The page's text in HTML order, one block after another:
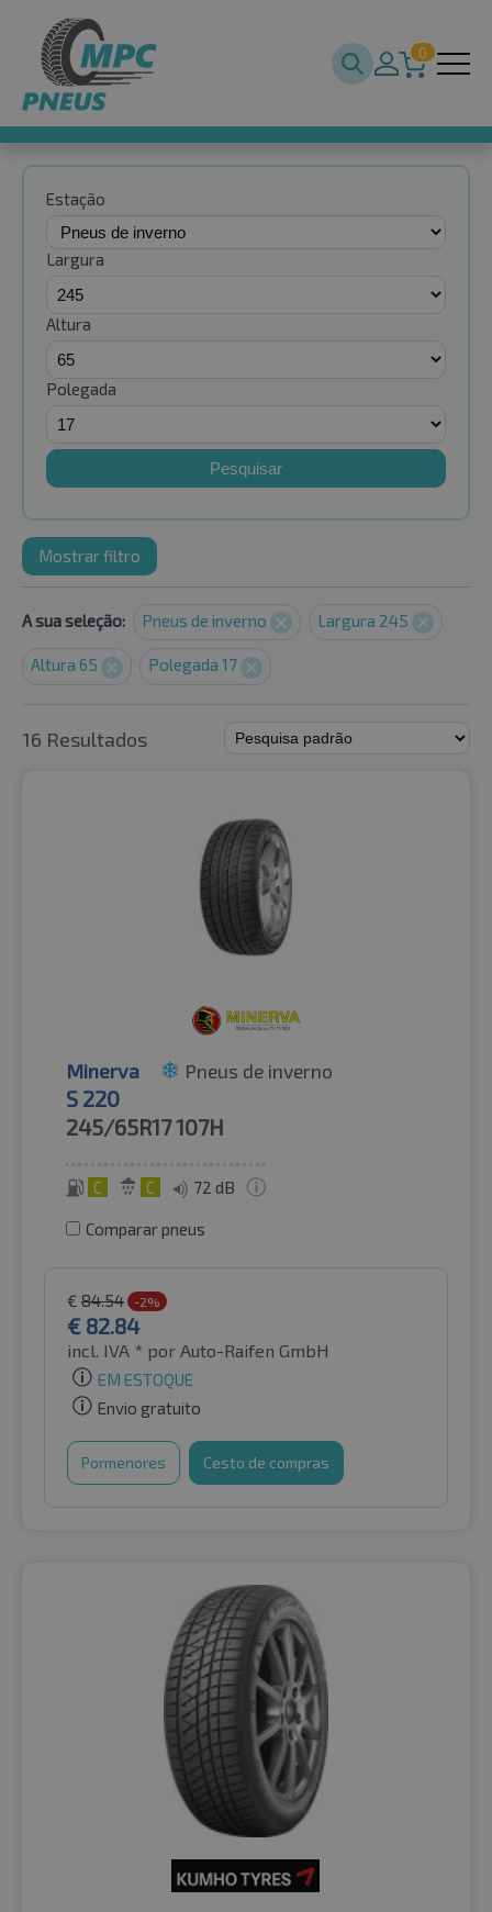
0
Estação
Largura
Altura
Polegada
Pesquisar
Mostrar filtro
A sua seleção: Pneus de inverno Largura 245
Altura 65 Polegada 17
16 Resultados
Minerva Pneus de inverno
S 220
245/65R17107H
C C 72 dB
Comparar pneus
€ 84.54 -2%
€ 82.84
incl. IVA * por Auto-Raifen GmbH
EM ESTOQUE
Envio gratuito
Pormenores Cesto de compras